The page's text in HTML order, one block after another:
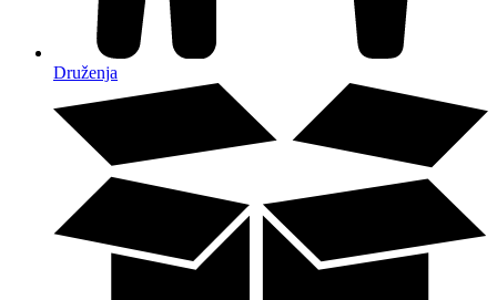
Druženja